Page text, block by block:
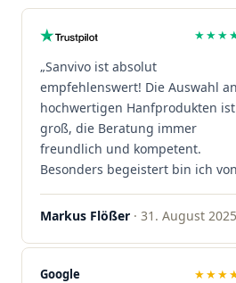
„Sanvivo ist absolut
empfehlenswert! Die Auswahl an
hochwertigen Hanfprodukten ist
groß, die Beratung immer
freundlich und kompetent.
Besonders begeistert bin ich von
der schnellen Rezeptannahme –
alles läuft unkompliziert und
sind extrem zügig, was mir
Mal viel Zeit spart. Man merkt,
Markus Flößer · 31. August 2025
Google